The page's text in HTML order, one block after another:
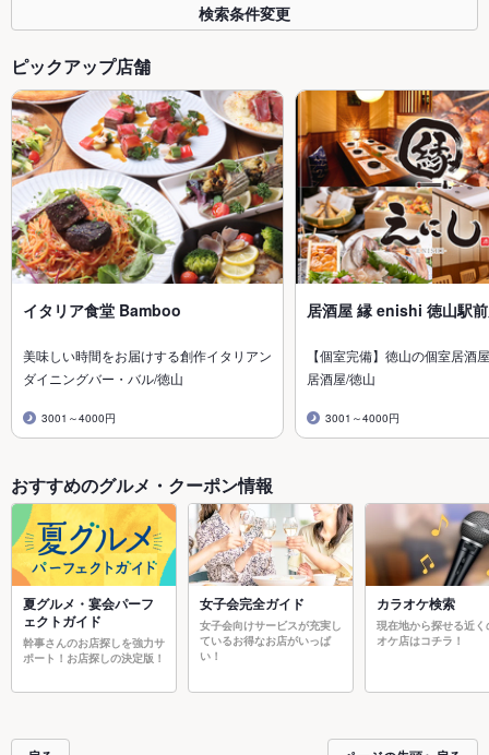
検索条件変更
ピックアップ店舗
イタリア食堂 Bamboo
美味しい時間をお届けする創作イタリアン
ダイニングバー・バル/徳山
3001～4000円
居酒屋 縁 enishi 徳山駅
【個室完備】徳山の個室居酒
居酒屋/徳山
3001～4000円
おすすめのグルメ・クーポン情報
夏グルメ・宴会パーフ
ェクトガイド
幹事さんのお店探しを強力サ
ポート！お店探しの決定版！
女子会完全ガイド
女子会向けサービスが充実し
ているお得なお店がいっぱ
い！
カラオケ検索
現在地から探せる近く
オケ店はコチラ！